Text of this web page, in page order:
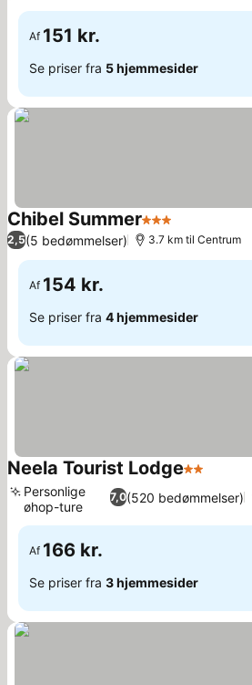
Af 151 kr.
Se priser fra 5 hjemmesider
Chibel Summer3 Stjerner
2,5(5 bedømmelser) 3.7 km til Centrum
Af 154 kr.
Se priser fra 4 hjemmesider
Neela Tourist Lodge2 Stjerner
7,0(520 bedømmelser)
Personlige
øhop-ture
Af 166 kr.
Se priser fra 3 hjemmesider